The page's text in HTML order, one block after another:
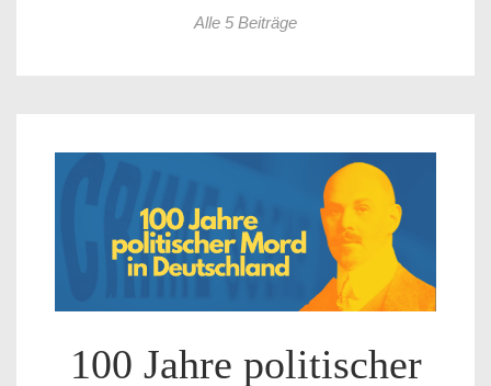
Alle 5 Beiträge
100 Jahre politischer